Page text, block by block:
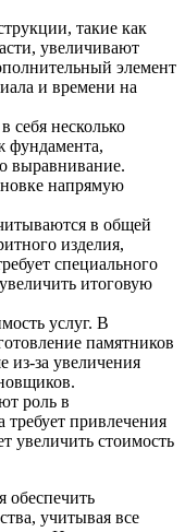
такие как
увеличивают
элемент
и времени на
себя несколько
фундамента,
выравнивание.
напрямую
в общей
изделия,
специального
итоговую
услуг. В
памятников
из-за увеличения
роль в
требует привлечения
увеличить стоимость
учитывая все